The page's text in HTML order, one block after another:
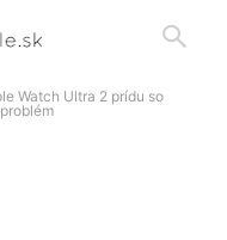
Watch Ultra 2 prídu so